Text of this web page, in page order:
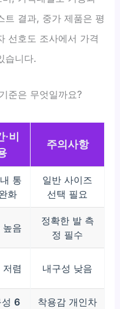
트 결과, 중가 제품은 평
선호도 조사에서 가격
습니다.
준은 무엇일까요?
·비
주의사항
통
화
일반 사이즈
선택 필요
높음
정확한 발 측
정 필수
저렴 내구성 낮음
성6
착용감 개인차